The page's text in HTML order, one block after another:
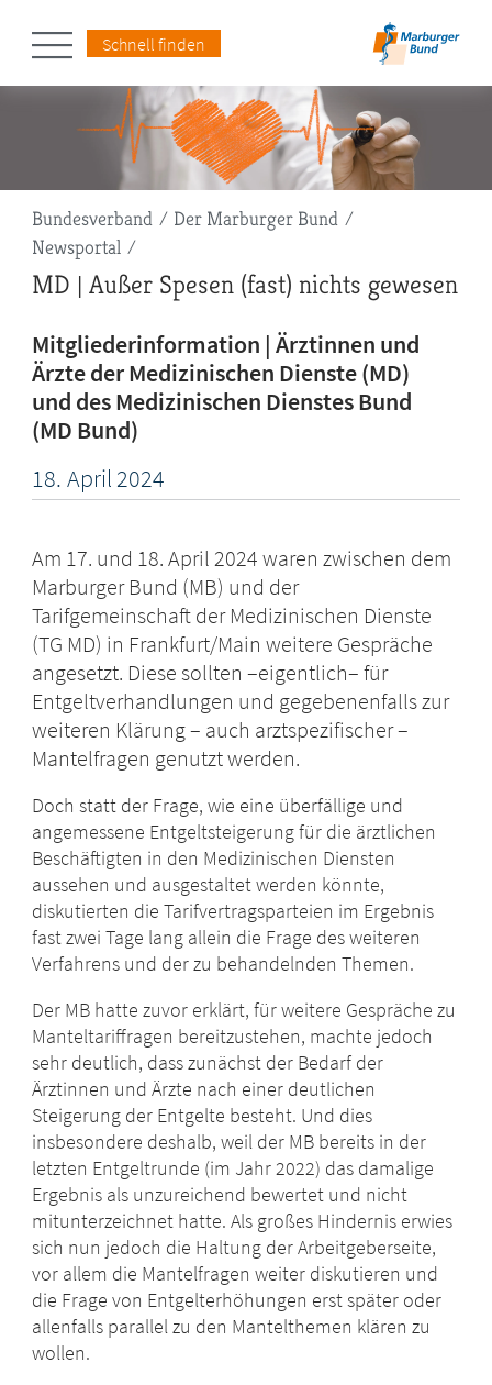
Schnell finden
Pfadnavigation
Bundesverband
Der Marburger Bund
Newsportal
MD | Außer Spesen (fast) nichts gewesen
Mitgliederinformation | Ärztinnen und
Ärzte der Medizinischen Dienste (MD)
und des Medizinischen Dienstes Bund
(MD Bund)
18. April2024
Am 17. und 18. April 2024 waren zwischen dem
Marburger Bund (MB) und der
Tarifgemeinschaft der Medizinischen Dienste
(TG MD) in Frankfurt/Main weitere Gespräche
angesetzt. Diese sollten –eigentlich– für
Entgeltverhandlungen und gegebenenfalls zur
weiteren Klärung – auch arztspezifischer –
Mantelfragen genutzt werden.
Doch statt der Frage, wie eine überfällige und
angemessene Entgeltsteigerung für die ärztlichen
Beschäftigten in den Medizinischen Diensten
aussehen und ausgestaltet werden könnte,
diskutierten die Tarifvertragsparteien im Ergebnis
fast zwei Tage lang allein die Frage des weiteren
Verfahrens und der zu behandelnden Themen.
Der MB hatte zuvor erklärt, für weitere Gespräche zu
Manteltariffragen bereitzustehen, machte jedoch
sehr deutlich, dass zunächst der Bedarf der
Ärztinnen und Ärzte nach einer deutlichen
Steigerung der Entgelte besteht. Und dies
insbesondere deshalb, weil der MB bereits in der
letzten Entgeltrunde (im Jahr 2022) das damalige
Ergebnis als unzureichend bewertet und nicht
mitunterzeichnet hatte. Als großes Hindernis erwies
sich nun jedoch die Haltung der Arbeitgeberseite,
vor allem die Mantelfragen weiter diskutieren und
die Frage von Entgelterhöhungen erst später oder
allenfalls parallel zu den Mantelthemen klären zu
wollen.